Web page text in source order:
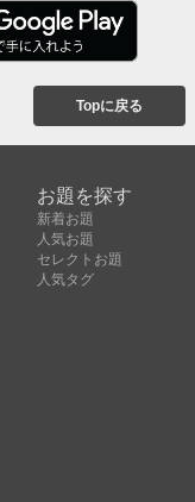
Topに戻る
お題を探す
新着お題
人気お題
セレクトお題
人気タグ